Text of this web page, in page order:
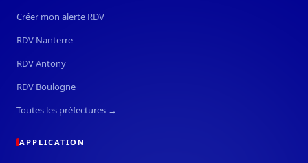
Créer mon alerte RDV
RDV Nanterre
RDV Antony
RDV Boulogne
Toutes les préfectures →
APPLICATION